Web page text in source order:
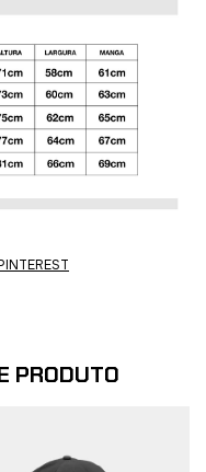
PRODUTO